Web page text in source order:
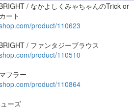
/ なかよしくみゃちゃんのTrick or
ート
product/110623
/ ファンタジーブラウス
product/110510
フラー
product/110864
ーズ